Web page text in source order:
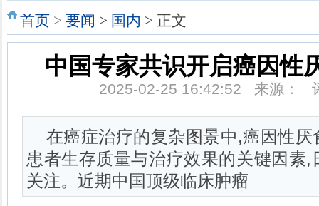
首页 > 要闻 > 国内 > 正文
中国专家共识开启癌因性
2025-02-25 16:42:52 来源：
在癌症治疗的复杂图景中,癌因性厌
患者生存质量与治疗效果的关键因素
关注。近期中国顶级临床肿瘤